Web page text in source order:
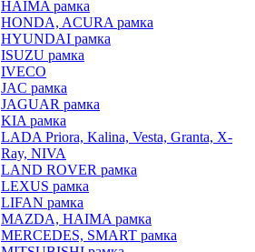
HAIMA рамка
HONDA, ACURA рамка
HYUNDAI рамка
ISUZU рамка
IVECO
JAC рамка
JAGUAR рамка
KIA рамка
LADA Priora, Kalina, Vesta, Granta, X-
Ray, NIVA
LAND ROVER рамка
LEXUS рамка
LIFAN рамка
MAZDA, HAIMA рамка
MERCEDES, SMART рамка